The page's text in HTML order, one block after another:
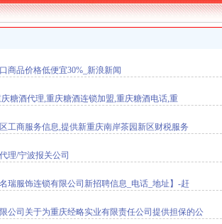
商品价格低便宜30%_新浪新闻
糖酒代理,重庆糖酒连锁加盟,重庆糖酒电话,重
工商服务信息,提供新重庆南岸茶园新区财税服务
理/宁波报关公司
名瑞服饰连锁有限公司新招聘信息_电话_地址】-赶
公司关于为重庆经略实业有限责任公司提供担保的公